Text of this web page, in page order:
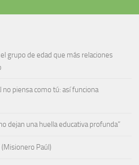
grupo de edad que más relaciones
no piensa como tú: así funciona
dejan una huella educativa profunda”
(Misionero Paúl)